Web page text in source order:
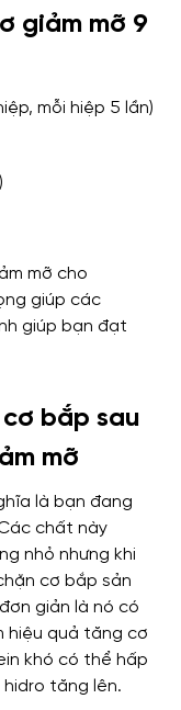
giảm mỡ 9
mỗi hiệp 5 lần)
bắp sau
mỡ
là bạn đang
chất này
nhỏ nhưng khi
cơ bắp sản
giản là nó có
hiệu quả tăng cơ
khó có thể hấp
tăng lên.